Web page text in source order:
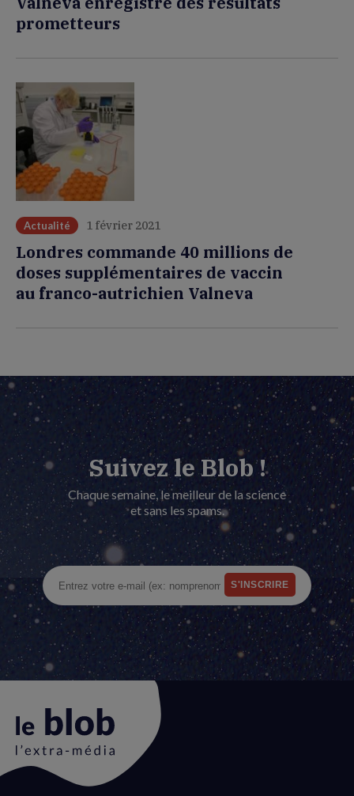
prometteurs
Actualité 1 février 2021
Londres commande 40 millions de
doses supplémentaires de vaccin
au franco-autrichien Valneva
Suivez le Blob !
Chaque semaine, le meilleur de la science
et sans les spams.